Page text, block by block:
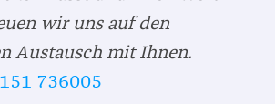
wir uns auf den
Austausch mit Ihnen.
736005